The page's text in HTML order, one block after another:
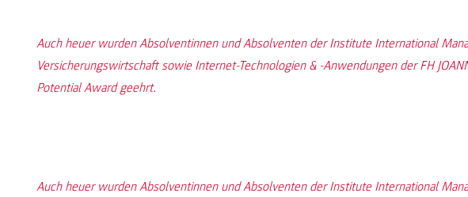
Auch heuer wurden Absolventinnen und Absolventen der Institute International
Versicherungswirtschaft sowie Internet-Technologien & -Anwendungen der FH
Potential Award geehrt.
Auch heuer wurden Absolventinnen und Absolventen der Institute International